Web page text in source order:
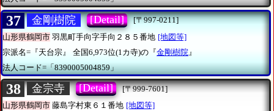
37 金剛樹院 [Detail]
[〒997-0211]
山形県鶴岡市 羽黒町手向字手向２８５番地 [地図等]
宗派名=『天台宗』
全国6,973位(1カ寺)の『金剛樹院 』
法人コード=「8390005004859」
38 金宗寺 [Detail]
[〒999-7601]
山形県鶴岡市 藤島字村東６１番地 [地図等]